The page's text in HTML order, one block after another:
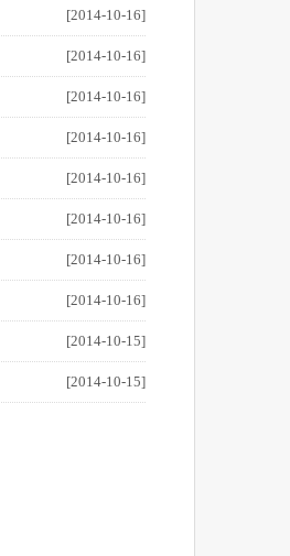
[2014-10-16]
[2014-10-16]
[2014-10-16]
[2014-10-16]
[2014-10-16]
[2014-10-16]
[2014-10-16]
[2014-10-16]
[2014-10-15]
[2014-10-15]